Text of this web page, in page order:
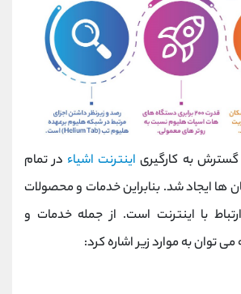
اینترنت اشیاء در تمام
ها ایجاد شد. بنابراین خدمات و محصولات
با اینترنت است. از جمله خدمات و
توان به موارد زیر اشاره کرد: